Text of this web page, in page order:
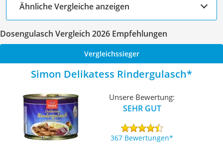
Ähnliche Vergleiche anzeigen
Dosengulasch Vergleich 2026 Empfehlungen
Vergleichssieger
Simon Delikatess Rindergulasch
Unsere Bewertung:
SEHR GUT
367 Bewertungen